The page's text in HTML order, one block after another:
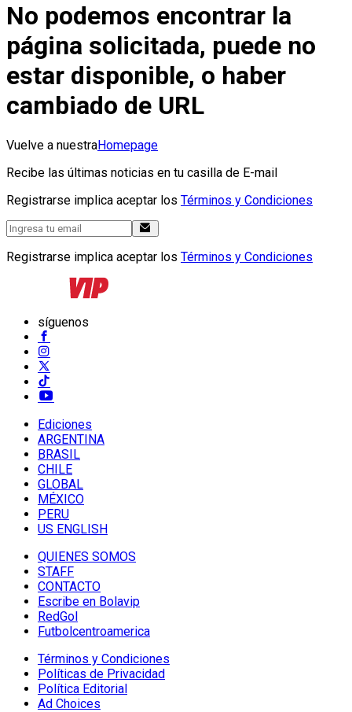
No podemos encontrar la
página solicitada, puede no
estar disponible, o haber
cambiado de URL
Vuelve a nuestraHomepage
Recibe las últimas noticias en tu casilla de E-mail
Registrarse implica aceptar los Términos y Condiciones
Registrarse implica aceptar los Términos y Condiciones
síguenos
Ediciones
ARGENTINA
BRASIL
CHILE
GLOBAL
MÉXICO
PERU
US ENGLISH
QUIENES SOMOS
STAFF
CONTACTO
Escribe en Bolavip
RedGol
Futbolcentroamerica
Términos y Condiciones
Políticas de Privacidad
Política Editorial
Ad Choices